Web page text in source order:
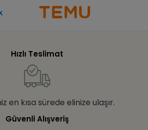
Hızlı Teslimat
en kısa sürede elinize ulaşır.
Güvenli Alışveriş